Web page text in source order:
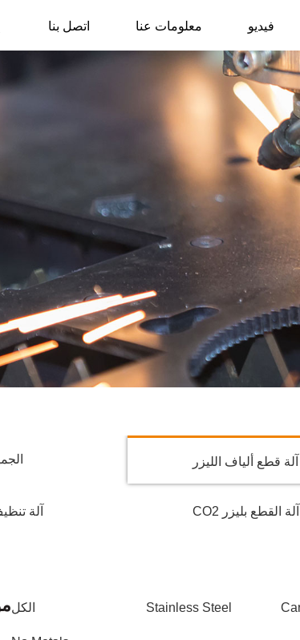
فيديو معلومات عنا اتصل بنا
آلة قطع ألياف الليزر
آلة آلة القطع بليزر CO2
الكل Stainless Steel